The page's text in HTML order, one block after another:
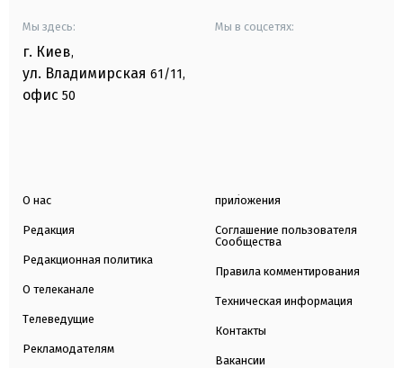
Мы здесь:
г. Киев,
ул. Владимирская 61/11,
офис 50
Мы в соцсетях:
О нас
Редакция
Редакционная политика
О телеканале
Телеведущие
Рекламодателям
приложения
Соглашение пользователя
Сообщества
Правила комментирования
Техническая информация
Контакты
Вакансии